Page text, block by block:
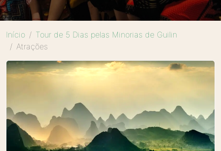
Início
Tour de 5 Dias pelas Minorias de Guilin
Atrações